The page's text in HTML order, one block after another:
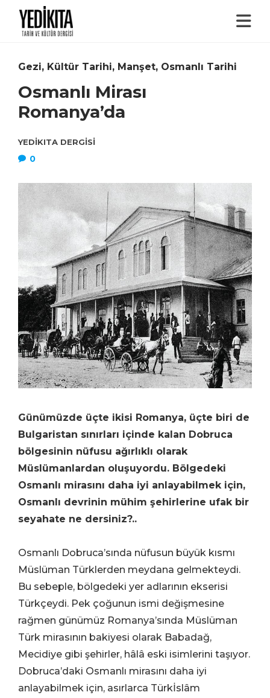
Gezi, Kültür Tarihi, Manşet, Osmanlı Tarihi
Osmanlı Mirası
Romanya’da
YEDIKITA DERGISI
0
Günümüzde üçte ikisi Romanya, üçte biri de
Bulgaristan sınırları içinde kalan Dobruca
bölgesinin nüfusu ağırlıklı olarak
Müslümanlardan oluşuyordu. Bölgedeki
Osmanlı mirasını daha iyi anlayabilmek için,
Osmanlı devrinin mühim şehirlerine ufak bir
seyahate ne dersiniz?..
Osmanlı Dobruca’sında nüfusun büyük kısmı
Müslüman Türklerden meydana gelmekteydi.
Bu sebeple, bölgedeki yer adlarının ekserisi
Türkçeydi. Pek çoğunun ismi değişmesine
rağmen günümüz Romanya’sında Müslüman
Türk mirasının bakiyesi olarak Babadağ,
Mecidiye gibi şehirler, hâlâ eski isimlerini taşıyor.
Dobruca’daki Osmanlı mirasını daha iyi
anlayabilmek için, asırlarca Türkİslâm